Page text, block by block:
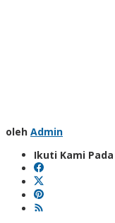
oleh Admin
Ikuti Kami Pada